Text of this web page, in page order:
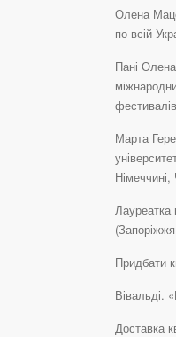
Олена
по всій
Пані
Марта
Лауреатка
Придбати
Вівальді.
Доставка